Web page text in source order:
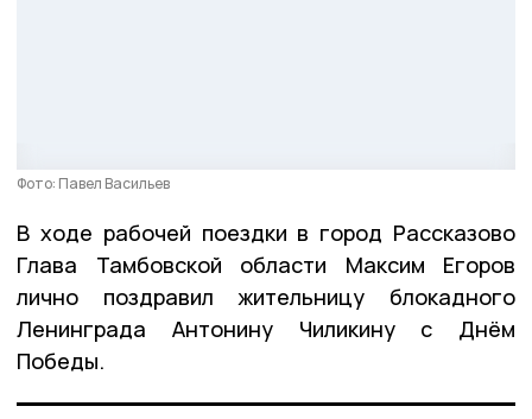
Фото: Павел Васильев
В ходе рабочей поездки в город Рассказово
Глава Тамбовской области Максим Егоров
лично поздравил жительницу блокадного
Ленинграда Антонину Чиликину с Днём
Победы.